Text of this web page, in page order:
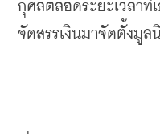
กุศลตลอดระยะเวลาที่
จัดสรรเงินมาจัดตั้งมูล